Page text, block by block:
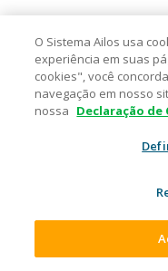
Ele oferece diversas
maioria prefixados e
A liquidez é diária, ou
Ainda, sua rentabilidade é
,
Fundos de
O Sistema Ailos usa
experiência em suas
cookies", você
navegação em nosso
nossa Declaração de